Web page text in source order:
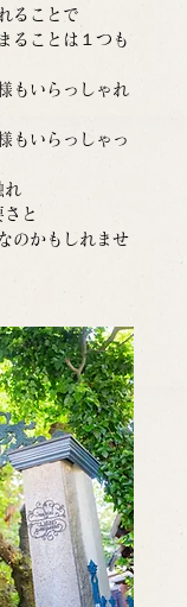
ることで
ることは１つも
もいらっしゃれ
もいらっしゃっ
れ
と
のかもしれませ